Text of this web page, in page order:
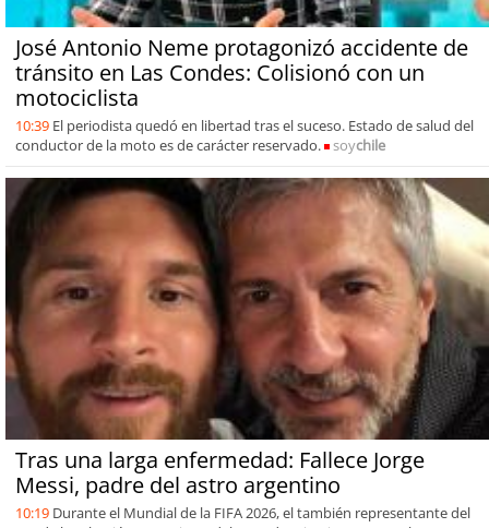
José Antonio Neme protagonizó accidente de
tránsito en Las Condes: Colisionó con un
motociclista
10:39 El periodista quedó en libertad tras el suceso. Estado de salud del
conductor de la moto es de carácter reservado.
soychile
Tras una larga enfermedad: Fallece Jorge
Messi, padre del astro argentino
10:19 Durante el Mundial de la FIFA 2026, el también representante del